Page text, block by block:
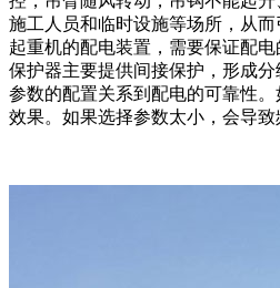
施工人员和临时设施等场所，从
起重机的配电装置，需要保证配
保护器主要提供间接保护，形成
参数的配置关系到配电的可靠性
效果。如果选择参数太小，会导致